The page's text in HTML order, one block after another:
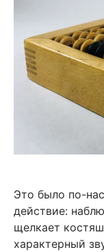
Это было по-
действие:
щелкает
характерный